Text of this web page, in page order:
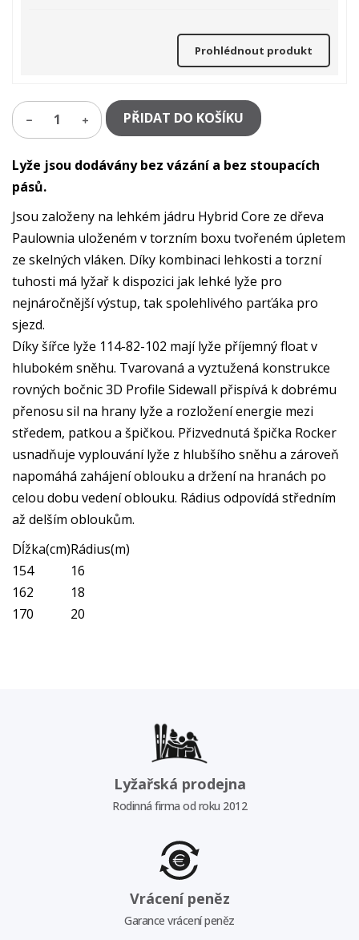
Prohlédnout produkt
1 PŘIDAT DO KOŠÍKU
Lyže jsou dodávány bez vázání a bez stoupacích
pásů.
Jsou založeny na lehkém jádru Hybrid Core ze dřeva
Paulownia uloženém v torzním boxu tvořeném úpletem
ze skelných vláken. Díky kombinaci lehkosti a torzní
tuhosti má lyžař k dispozici jak lehké lyže pro
nejnáročnější výstup, tak spolehlivého parťáka pro
sjezd.
Díky šířce lyže 114-82-102 mají lyže příjemný float v
hlubokém sněhu. Tvarovaná a vyztužená konstrukce
rovných bočnic 3D Profile Sidewall přispívá k dobrému
přenosu sil na hrany lyže a rozložení energie mezi
středem, patkou a špičkou. Přizvednutá špička Rocker
usnadňuje vyplouvání lyže z hlubšího sněhu a zároveň
napomáhá zahájení oblouku a držení na hranách po
celou dobu vedení oblouku. Rádius odpovídá středním
až delším obloukům.
Dĺžka(cm)Rádius(m)
154
16
162
18
170
20
Lyžařská prodejna
Rodinná firma od roku 2012
Vrácení peněz
Garance vrácení peněz